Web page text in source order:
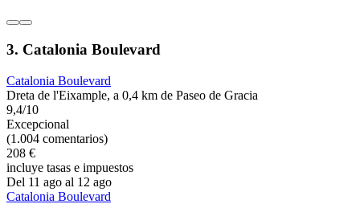
3. Catalonia Boulevard
Catalonia Boulevard
Dreta de l'Eixample, a 0,4 km de Paseo de Gracia
9,4/10
Excepcional
(1.004 comentarios)
208 €
incluye tasas e impuestos
Del 11 ago al 12 ago
Catalonia Boulevard